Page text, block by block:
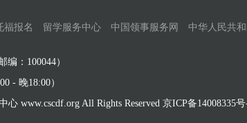
福报名 留学服务中心 中国领事服务网 中华人民共
：100044）
- 晚18:00）
心 www.cscdf.org All Rights Reserved 京ICP备14008335号